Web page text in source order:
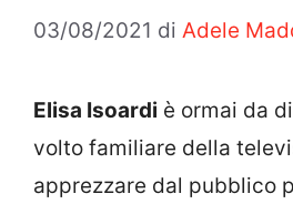
03/08/2021 di Adele
Elisa Isoardi è ormai da
volto familiare della
apprezzare dal pubblico